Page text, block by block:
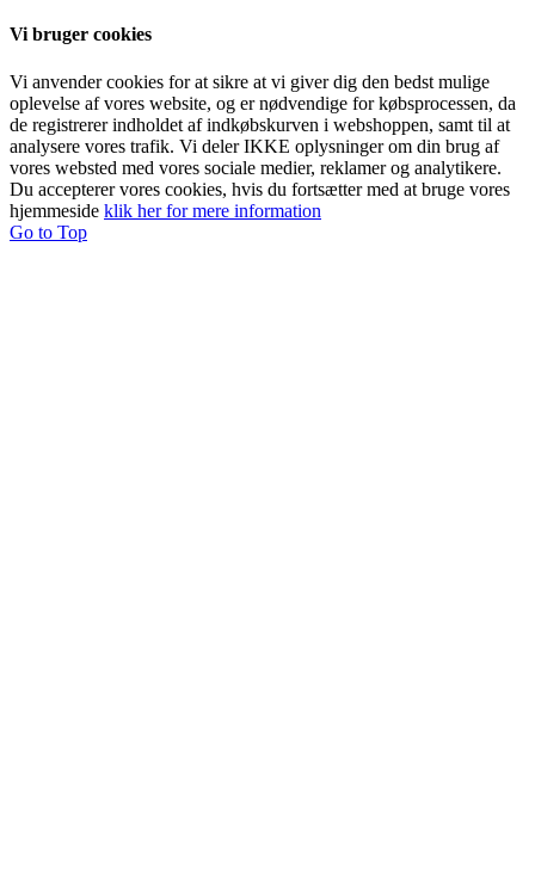
Vi bruger cookies
Vi anvender cookies for at sikre at vi giver dig den bedst mulige
oplevelse af vores website, og er nødvendige for købsprocessen, da
de registrerer indholdet af indkøbskurven i webshoppen, samt til at
analysere vores trafik. Vi deler IKKE oplysninger om din brug af
vores websted med vores sociale medier, reklamer og analytikere.
Du accepterer vores cookies, hvis du fortsætter med at bruge vores
hjemmeside klik her for mere information
Go to Top